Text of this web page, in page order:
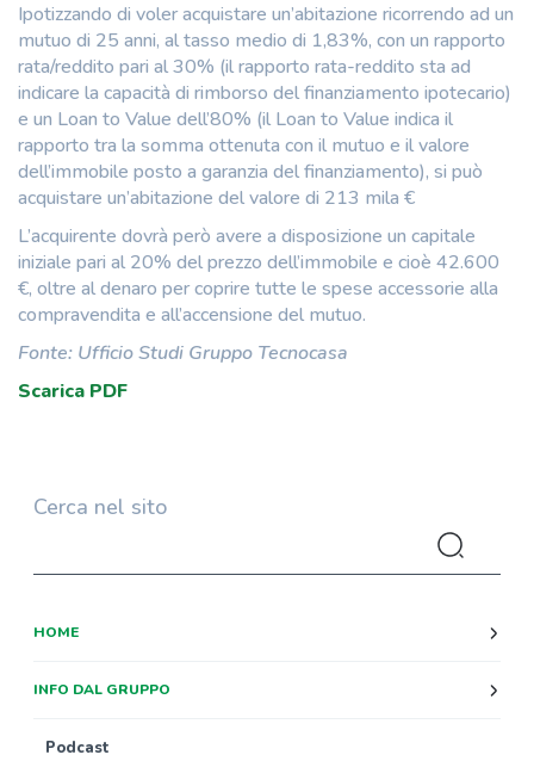
Ipotizzando di voler acquistare un’abitazione ricorrendo ad un
mutuo di 25 anni, al tasso medio di 1,83%, con un rapporto
rata/reddito pari al 30% (il rapporto rata-reddito sta ad
indicare la capacità di rimborso del finanziamento ipotecario)
e un Loan to Value dell’80% (il Loan to Value indica il
rapporto tra la somma ottenuta con il mutuo e il valore
dell’immobile posto a garanzia del finanziamento), si può
acquistare un’abitazione del valore di 213 mila €
L’acquirente dovrà però avere a disposizione un capitale
iniziale pari al 20% del prezzo dell’immobile e cioè 42.600
€, oltre al denaro per coprire tutte le spese accessorie alla
compravendita e all’accensione del mutuo.
Fonte: Ufficio Studi Gruppo Tecnocasa
Scarica PDF
Cerca nel sito
HOME
INFO DAL GRUPPO
Podcast